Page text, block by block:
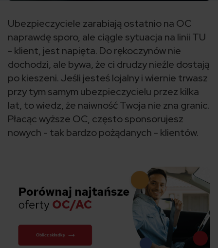
Ubezpieczyciele zarabiają ostatnio na OC
naprawdę sporo, ale ciągle sytuacja na linii TU
- klient, jest napięta. Do rękoczynów nie
dochodzi, ale bywa, że ci drudzy nieźle dostają
po kieszeni. Jeśli jesteś lojalny i wiernie trwasz
przy tym samym ubezpieczycielu przez kilka
lat, to wiedz, że naiwność Twoja nie zna granic.
Płacąc wyższe OC, często sponsorujesz
nowych - tak bardzo pożądanych - klientów.